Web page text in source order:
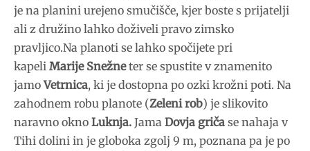
je na planini urejeno smučišče, kjer boste s prijatelji
ali z družino lahko doživeli pravo zimsko
pravljico.Na planoti se lahko spočijete pri
kapeli Marije Snežneter se spustite v znamenito
jamoVetrnica, ki je dostopna po ozki krožni poti. Na
zahodnem robu planote (Zeleni rob) je slikovito
naravno okno Luknja. Jama Dovja griča se nahaja v
Tihi dolini in je globoka zgolj 9 m, poznana pa je po